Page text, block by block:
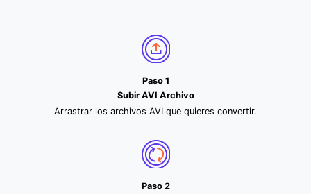
Paso 1
Subir AVI Archivo
Arrastrar los archivos AVI que quieres convertir.
Paso 2